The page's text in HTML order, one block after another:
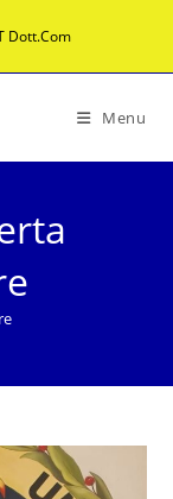
Dott.Com
Menu